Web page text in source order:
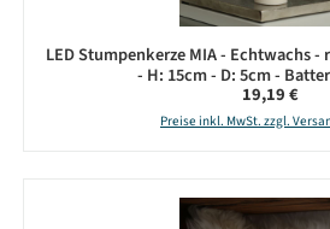
LED Stumpenkerze MIA - Echtwachs -
- H: 15cm - D: 5cm -
Regulärer
19,19 €
Preise inkl. MwSt. zzgl.